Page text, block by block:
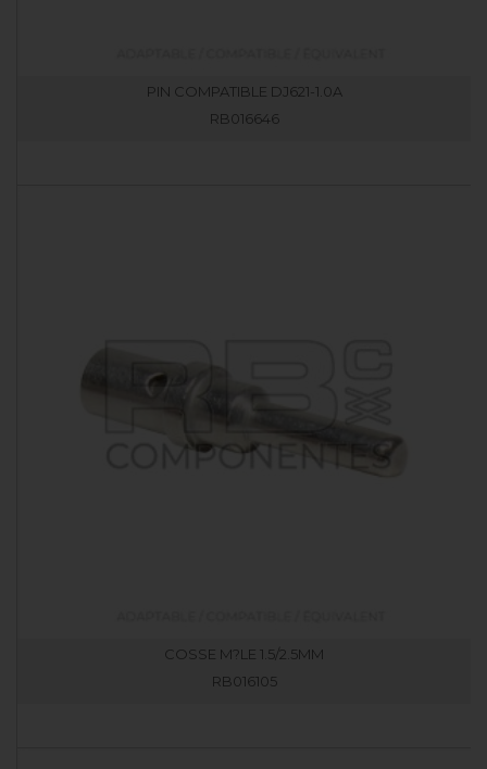
PIN COMPATIBLE DJ621-1.0A
RB016646
COSSE M?LE 1.5/2.5MM
RB016105